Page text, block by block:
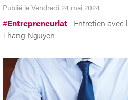
Publié le Vendredi 24 mai 2024
#Entrepreneuriat Entretien avec
Thang Nguyen.